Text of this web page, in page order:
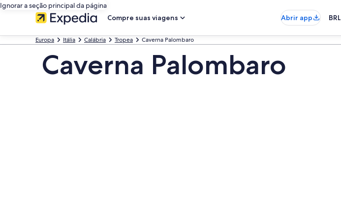
Ignorar a seção principal da página
Compre suas viagens
Abrir app BRL
Europa Itália Calábria Tropea Caverna Palombaro
Caverna Palombaro